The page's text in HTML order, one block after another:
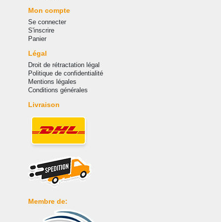
Mon compte
Se connecter
S'inscrire
Panier
Légal
Droit de rétractation légal
Politique de confidentialité
Mentions légales
Conditions générales
Livraison
Membre de: